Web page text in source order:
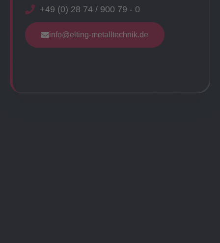
+49 (0) 28 74 / 900 79 - 0
info@elting-metalltechnik.de